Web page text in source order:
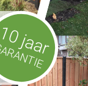
jaar